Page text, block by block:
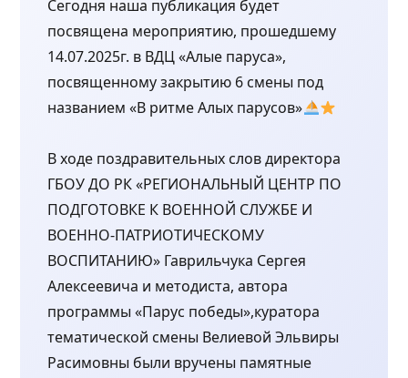
Сегодня наша публикация будет
посвящена мероприятию, прошедшему
14.07.2025г. в ВДЦ «Алые паруса»,
посвященному закрытию 6 смены под
названием «В ритме Алых парусов»
В ходе поздравительных слов директора
ГБОУ ДО РК «РЕГИОНАЛЬНЫЙ ЦЕНТР ПО
ПОДГОТОВКЕ К ВОЕННОЙ СЛУЖБЕ И
ВОЕННО-ПАТРИОТИЧЕСКОМУ
ВОСПИТАНИЮ» Гаврильчука Сергея
Алексеевича и методиста, автора
программы «Парус победы»,куратора
тематической смены Велиевой Эльвиры
Расимовны были вручены памятные